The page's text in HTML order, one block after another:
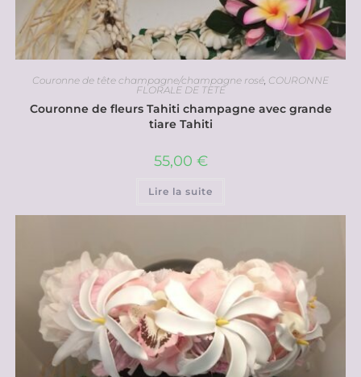
Couronne de tête champagne/champagne rosé COURONNE
FLORALE DE TETE
Couronne de fleurs Tahiti champagne avec grande
tiare Tahiti
55,00 €
Lire la suite